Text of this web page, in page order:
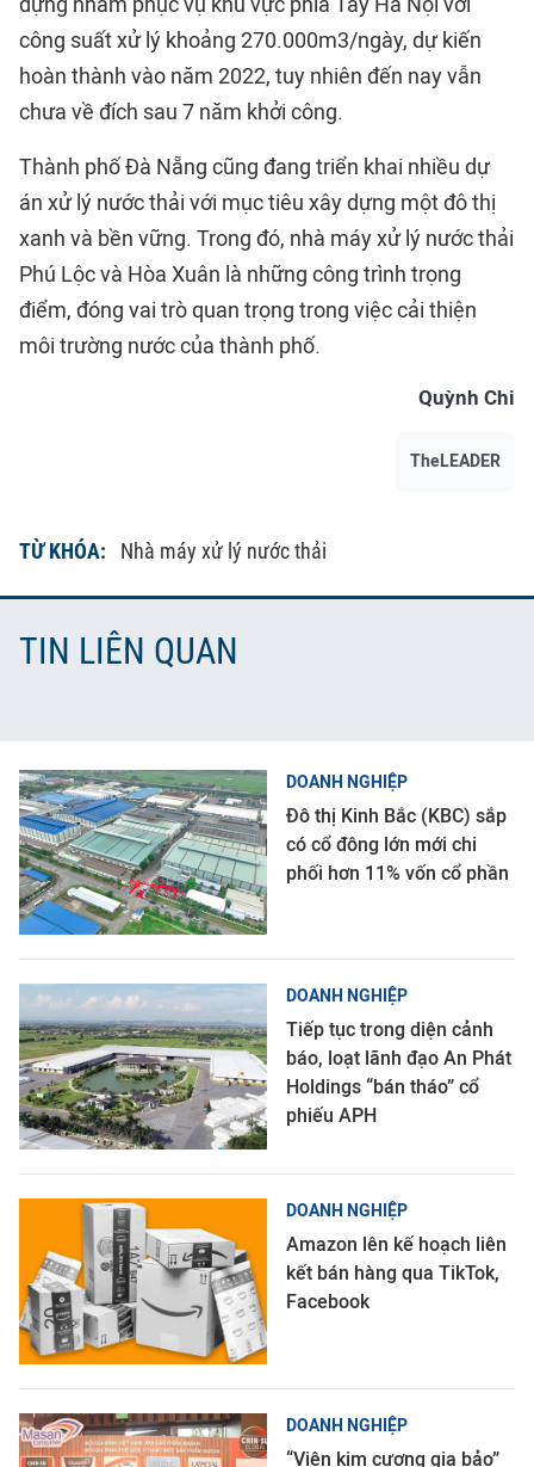
công suất xử lý khoảng 270.000m3/ngày, dự kiến
hoàn thành vào năm 2022, tuy nhiên đến nay vẫn
chưa về đích sau 7 năm khởi công.
Thành phố Đà Nẵng cũng đang triển khai nhiều dự
án xử lý nước thải với mục tiêu xây dựng một đô thị
xanh và bền vững. Trong đó, nhà máy xử lý nước thải
Phú Lộc và Hòa Xuân là những công trình trọng
điểm, đóng vai trò quan trọng trong việc cải thiện
môi trường nước của thành phố.
Quỳnh Chi
TheLEADER
TỪ KHÓA: Nhà máy xử lý nước thải
TIN LIÊN QUAN
DOANH NGHIỆP
Đô thị Kinh Bắc (KBC) sắp
có cổ đông lớn mới chi
phối hơn 11% vốn cổ phần
DOANH NGHIỆP
Tiếp tục trong diện cảnh
báo, loạt lãnh đạo An Phát
Holdings “bán tháo” cổ
phiếu APH
DOANH NGHIỆP
Amazon lên kế hoạch liên
kết bán hàng qua TikTok,
Facebook
DOANH NGHIỆP
“Viên kim cương gia bảo”